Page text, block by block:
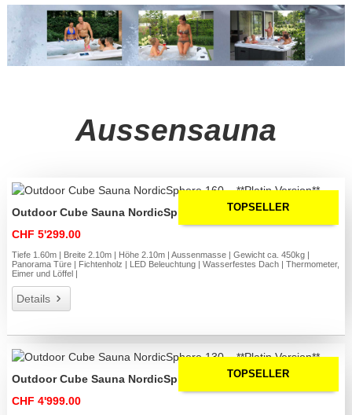
Aussensauna
TOPSELLER
Outdoor Cube Sauna NordicSphere 160 – **Platin Version**
CHF 5'299.00
Tiefe 1.60m | Breite 2.10m | Höhe 2.10m | Aussenmasse | Gewicht ca. 450kg |
Panorama Türe | Fichtenholz | LED Beleuchtung | Wasserfestes Dach | Thermometer,
Eimer und Löffel |
Details
TOPSELLER
Outdoor Cube Sauna NordicSphere 130 – **Platin Version**
CHF 4'999.00